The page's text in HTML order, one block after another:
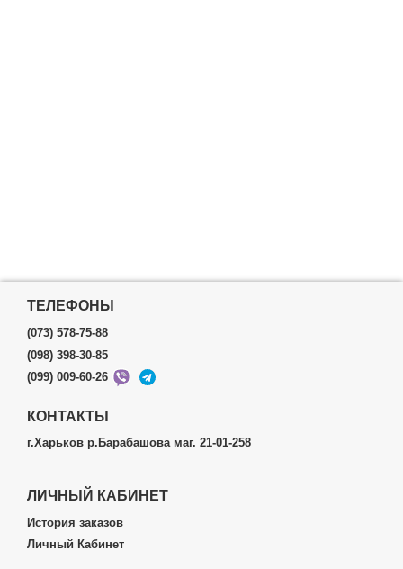
ТЕЛЕФОНЫ
(073) 578-75-88
(098) 398-30-85
(099) 009-60-26
КОНТАКТЫ
г.Харьков р.Барабашова маг. 21-01-258
ЛИЧНЫЙ КАБИНЕТ
История заказов
Личный Кабинет